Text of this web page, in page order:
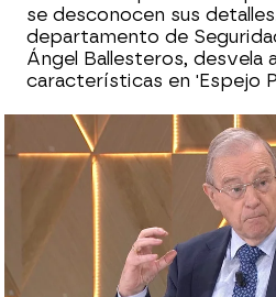
se desconocen sus
departamento de
Ángel Ballesteros, desvela
características en 'Espejo
Un constructor de
creciente interés en
condiciones:
tierra"
Alfonso Guerra
búnker super
"Tiene de todo"